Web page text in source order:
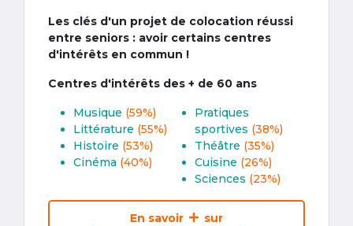
Les clés d'un projet de colocation réussi
entre seniors : avoir certains centres
d'intérêts en commun !
Centres d'intérêts des + de 60 ans
Musique (59%)
Littérature (55%)
Histoire (53%)
Cinéma (40%)
Pratiques
sportives (38%)
Théâtre (35%)
Cuisine (26%)
Sciences (23%)
En savoir
sur